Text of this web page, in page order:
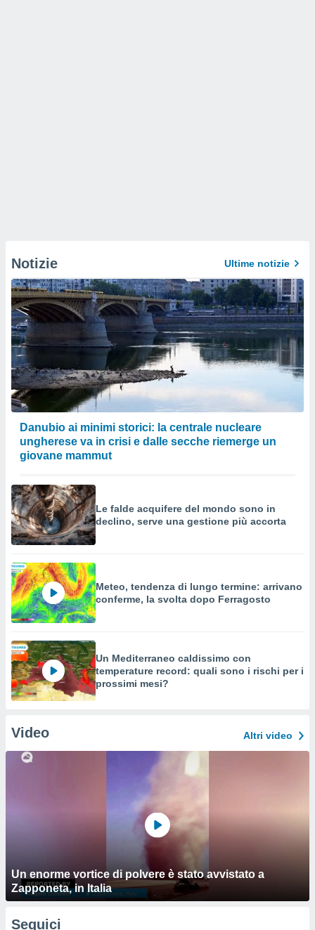
Notizie Ultime notizie
Danubio ai minimi storici: la centrale nucleare
ungherese va in crisi e dalle secche riemerge un
giovane mammut
Le falde acquifere del mondo sono in
declino, serve una gestione più accorta
Meteo, tendenza di lungo termine: arrivano
conferme, la svolta dopo Ferragosto
Un Mediterraneo caldissimo con
temperature record: quali sono i rischi per i
prossimi mesi?
Video Altri video
Un enorme vortice di polvere è stato avvistato a
Zapponeta, in Italia
Seguici